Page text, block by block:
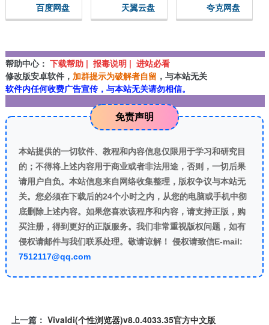
百度网盘 天翼云盘 夸克网盘
帮助中心： 下载帮助 | 报毒说明 | 进站必看
修改版安卓软件， 加群提示为破解者自留 ，与本站无关
软件内任何收费广告宣传，与本站无关请勿相信。
免责声明
本站提供的一切软件、教程和内容信息仅限用于学习和研究目
的；不得将上述内容用于商业或者非法用途，否则，一切后果
请用户自负。本站信息来自网络收集整理，版权争议与本站无
关。您必须在下载后的24个小时之内，从您的电脑或手机中彻
底删除上述内容。如果您喜欢该程序和内容，请支持正版，购
买注册，得到更好的正版服务。我们非常重视版权问题，如有
侵权请邮件与我们联系处理。敬请谅解！ 侵权请致信E-mail:
7512117@qq.com
上一篇： Vivaldi(个性浏览器)v8.0.4033.35官方中文版